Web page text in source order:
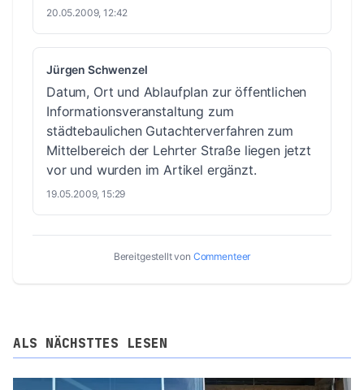
20.05.2009, 12:42
Jürgen Schwenzel
Datum, Ort und Ablaufplan zur öffentlichen
Informationsveranstaltung zum
städtebaulichen Gutachterverfahren zum
Mittelbereich der Lehrter Straße liegen jetzt
vor und wurden im Artikel ergänzt.
19.05.2009, 15:29
Bereitgestellt von Commenteer
ALS NÄCHSTTES LESEN